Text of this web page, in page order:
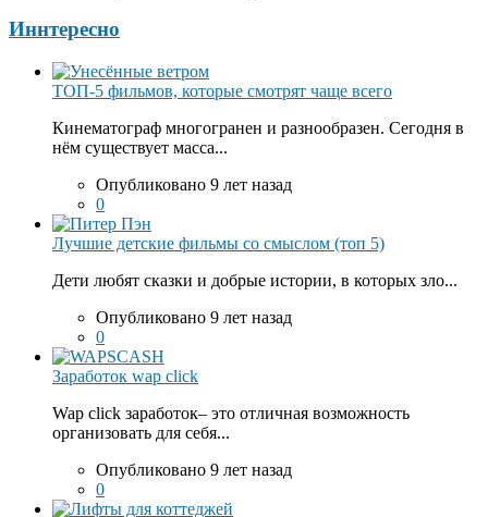
Иннтересно
ТОП-5 фильмов, которые смотрят чаще всего
Кинематограф многогранен и разнообразен. Сегодня в
нём существует масса...
Опубликовано 9 лет назад
0
Лучшие детские фильмы со смыслом (топ 5)
Дети любят сказки и добрые истории, в которых зло...
Опубликовано 9 лет назад
0
Заработок wap click
Wap click заработок– это отличная возможность
организовать для себя...
Опубликовано 9 лет назад
0